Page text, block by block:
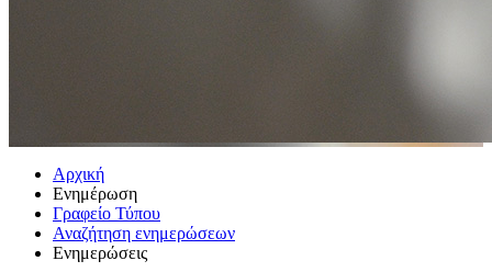
Αρχική
Ενημέρωση
Γραφείο Τύπου
Αναζήτηση ενημερώσεων
Ενημερώσεις